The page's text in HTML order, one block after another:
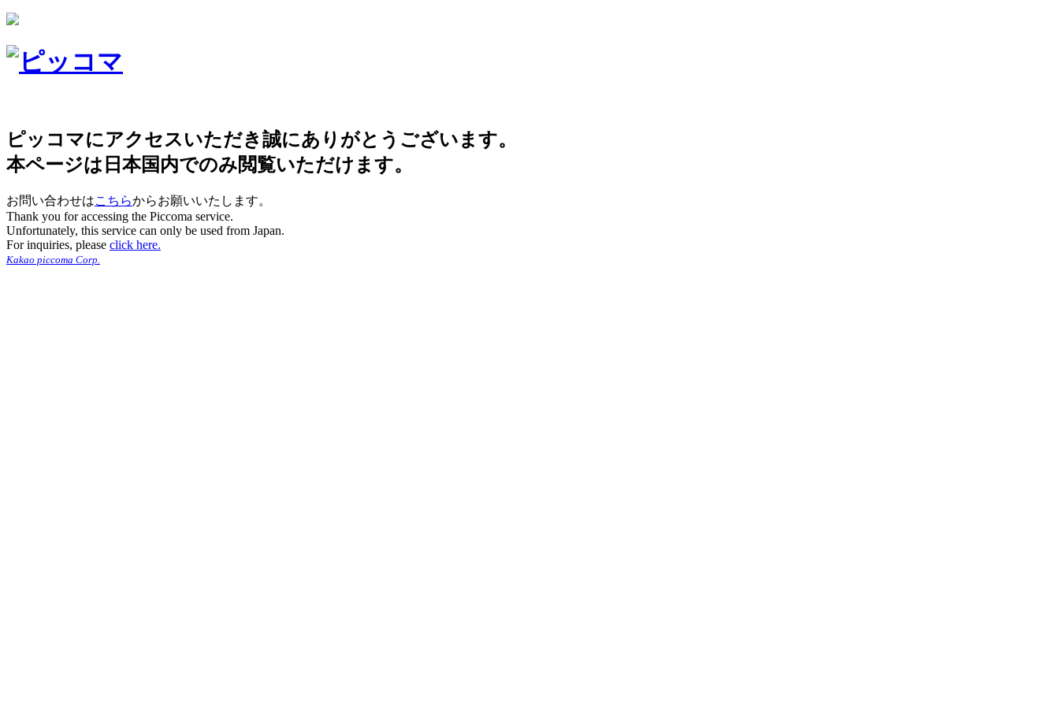
ピッコマにアクセスいただき誠にありがとうございます。
本ページは日本国内でのみ閲覧いただけます。
お問い合わせはこちらからお願いいたします。
Thank you for accessing the Piccoma service.
Unfortunately, this service can only be used from Japan.
For inquiries, please click here.
Kakao piccoma Corp.